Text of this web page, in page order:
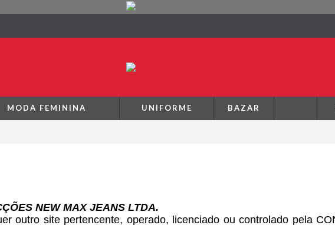
MODA FEMININA UNIFORME BAZAR
NEW MAX JEANS LTDA.
outro site pertencente, operado, licenciado ou controlado pela